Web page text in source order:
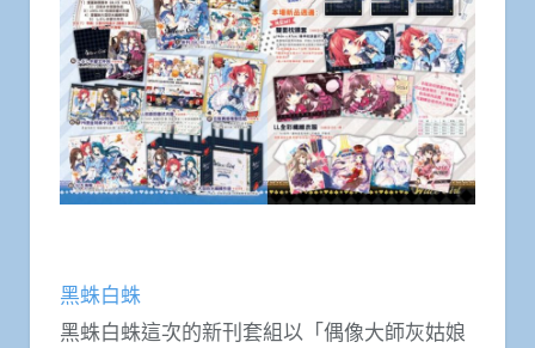
黑蛛白蛛
黑蛛白蛛這次的新刊套組以「偶像大師灰姑娘